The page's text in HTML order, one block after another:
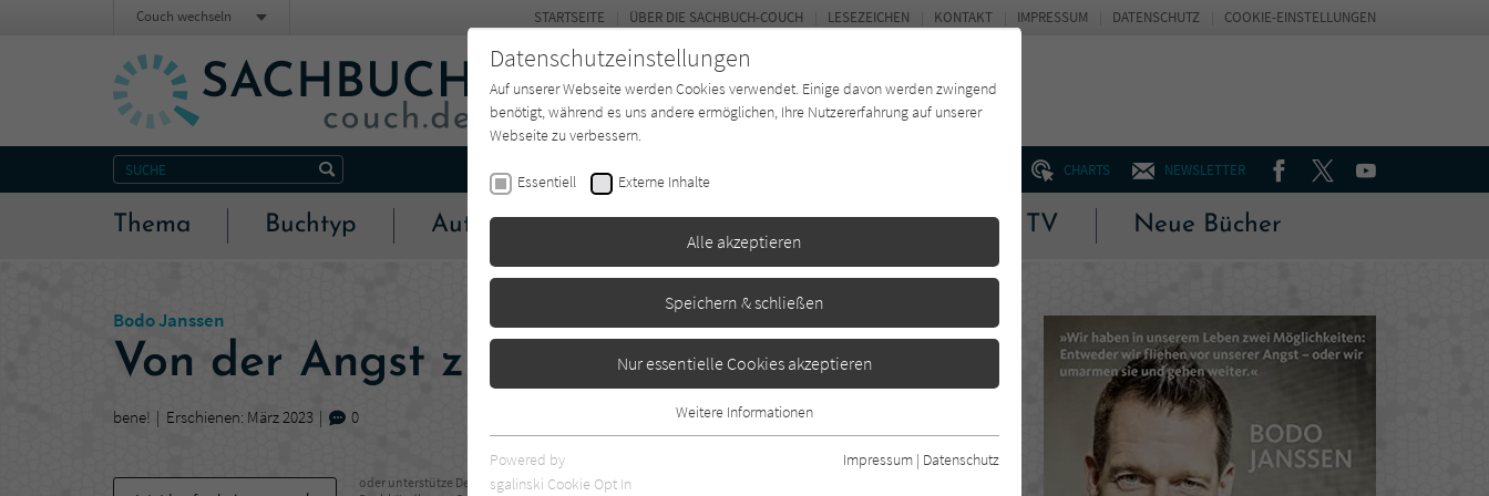
CHARTS NEWSLETTER FACEBOOKTWITTERYOUTUBE
Thema Buchtyp Autor*in Verlage Magazin Kino & TV Neue Bücher
STARTSEITE ÜBER DIE SACHBUCH-COUCH LESEZEICHEN KONTAKT IMPRESSUM DATENSCHUTZ COOKIE-EINSTELLUNGEN
Couch wechseln
Bodo Janssen
Von der Angst zur Stärke
bene! Erschienen: März 2023 0
oder unterstütze Deinen
Datenschutzeinstellungen
Auf unserer Webseite werden Cookies verwendet. Einige davon werden zwingend
benötigt, während es uns andere ermöglichen, Ihre Nutzererfahrung auf unserer
Webseite zu verbessern.
Essentiell Externe Inhalte
Alle akzeptieren
Speichern & schließen
Nur essentielle Cookies akzeptieren
Essentielle Cookies werden für grundlegende Funktionen der Webseite
benötigt. Dadurch ist gewährleistet, dass die Webseite einwandfrei
Weitere Informationen
Powered by
sgalinski Cookie Opt In
Impressum | Datenschutz